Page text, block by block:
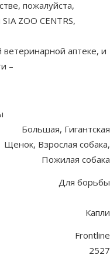
пожалуйста,
ZOO CENTRS,
аптеке, и
–
Большая, Гигантская
Щенок, Взрослая собака,
Пожилая собака
Для борьбы
Капли
Frontline
2527